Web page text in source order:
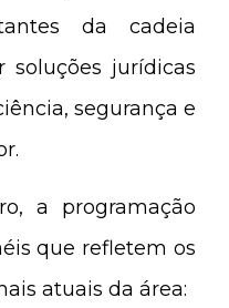
da cadeia
soluções jurídicas
segurança e
a programação
que refletem os
atuais da área: